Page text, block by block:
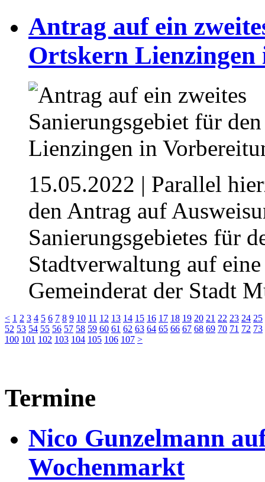
Antrag auf ein
Ortskern Lienzingen
15.05.2022 | Parallel
den Antrag auf
Sanierungsgebietes für
Stadtverwaltung auf
Gemeinderat der Stadt
< 1 2 3 4 5 6 7 8 9 10 11 12 13 14 15 16 17 18 19 20 21 22 23 24 25
52 53 54 55 56 57 58 59 60 61 62 63 64 65 66 67 68 69 70 71 72 73
100 101 102 103 104 105 106 107 >
Termine
Nico Gunzelmann
Wochenmarkt